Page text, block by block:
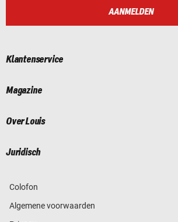
AANMELDEN
Klantenservice
Magazine
Over Louis
Juridisch
Colofon
Algemene voorwaarden